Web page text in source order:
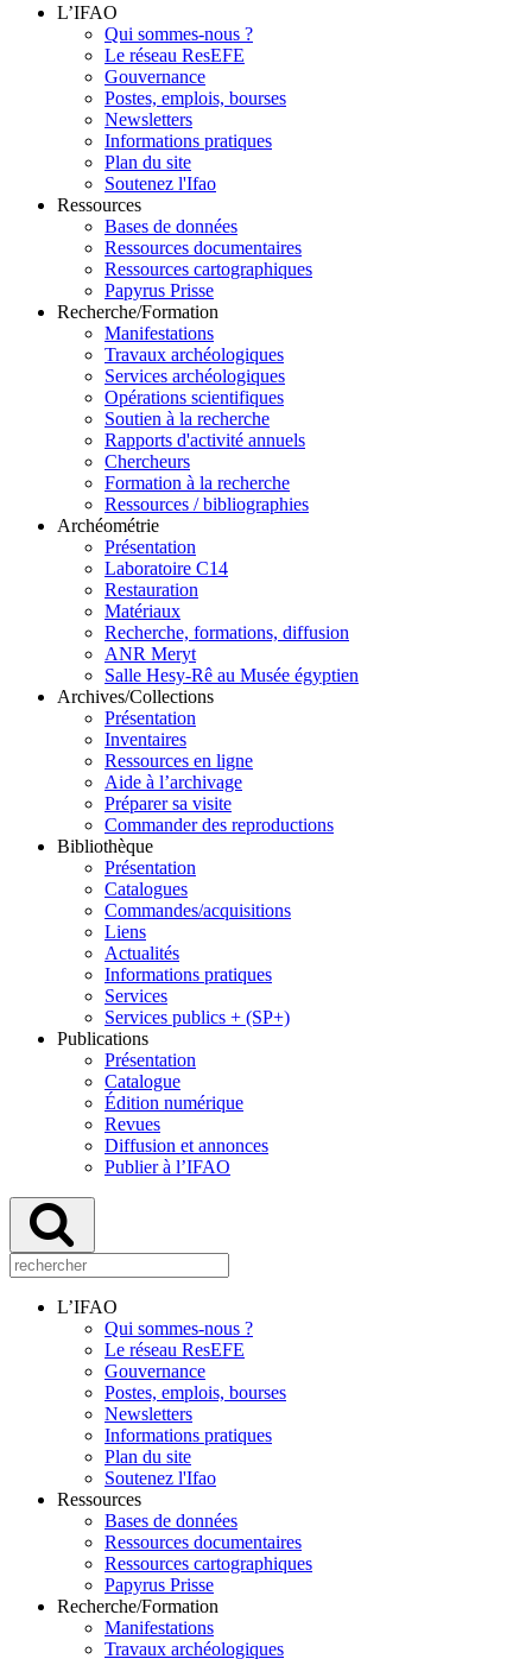
L’IFAO
Qui sommes-nous ?
Le réseau ResEFE
Gouvernance
Postes, emplois, bourses
Newsletters
Informations pratiques
Plan du site
Soutenez l'Ifao
Ressources
Bases de données
Ressources documentaires
Ressources cartographiques
Papyrus Prisse
Recherche/Formation
Manifestations
Travaux archéologiques
Services archéologiques
Opérations scientifiques
Soutien à la recherche
Rapports d'activité annuels
Chercheurs
Formation à la recherche
Ressources / bibliographies
Archéométrie
Présentation
Laboratoire C14
Restauration
Matériaux
Recherche, formations, diffusion
ANR Meryt
Salle Hesy-Rê au Musée égyptien
Archives/Collections
Présentation
Inventaires
Ressources en ligne
Aide à l’archivage
Préparer sa visite
Commander des reproductions
Bibliothèque
Présentation
Catalogues
Commandes/acquisitions
Liens
Actualités
Informations pratiques
Services
Services publics + (SP+)
Publications
Présentation
Catalogue
Édition numérique
Revues
Diffusion et annonces
Publier à l’IFAO
L’IFAO
Qui sommes-nous ?
Le réseau ResEFE
Gouvernance
Postes, emplois, bourses
Newsletters
Informations pratiques
Plan du site
Soutenez l'Ifao
Ressources
Bases de données
Ressources documentaires
Ressources cartographiques
Papyrus Prisse
Recherche/Formation
Manifestations
Travaux archéologiques